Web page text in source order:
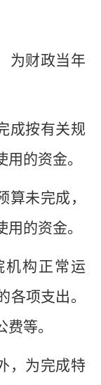
为财政当年
成按有关规
的资金。
未完成，
的资金。
机构正常运
各项支出。
等。
，为完成特